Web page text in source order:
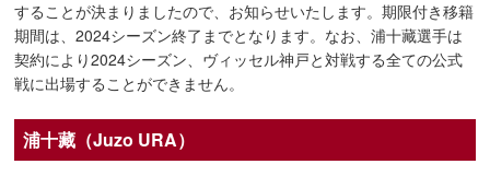
することが決まりましたので、お知らせいたします。期限付き移籍
期間は、2024シーズン終了までとなります。なお、浦十藏選手は
契約により2024シーズン、ヴィッセル神戸と対戦する全ての公式
戦に出場することができません。
浦十藏（Juzo URA）